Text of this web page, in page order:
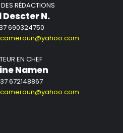
RÉDACTIONS
Descter N.
690324750
EN CHEF
Namen
672148867